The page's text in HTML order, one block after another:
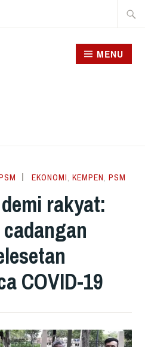
MENU
EKONOMI ,KEMPEN ,PSM
rakyat:
COVID-19